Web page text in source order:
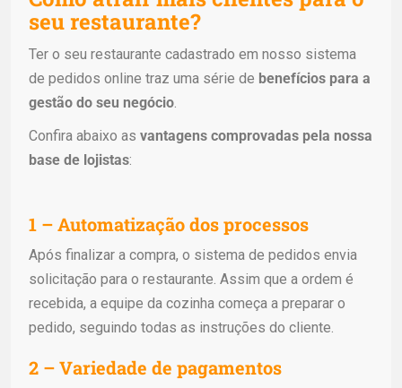
seu restaurante?
Ter o seu restaurante cadastrado em nosso sistema
de pedidos online traz uma série de benefícios para a
gestão do seu negócio
Confira abaixo as vantagens comprovadas pela nossa
base de lojistas:
1 – Automatização dos processos
Após finalizar a compra, o sistema de pedidos envia
solicitação para o restaurante. Assim que a ordem é
recebida, a equipe da cozinha começa a preparar o
pedido, seguindo todas as instruções do cliente.
2 – Variedade de pagamentos